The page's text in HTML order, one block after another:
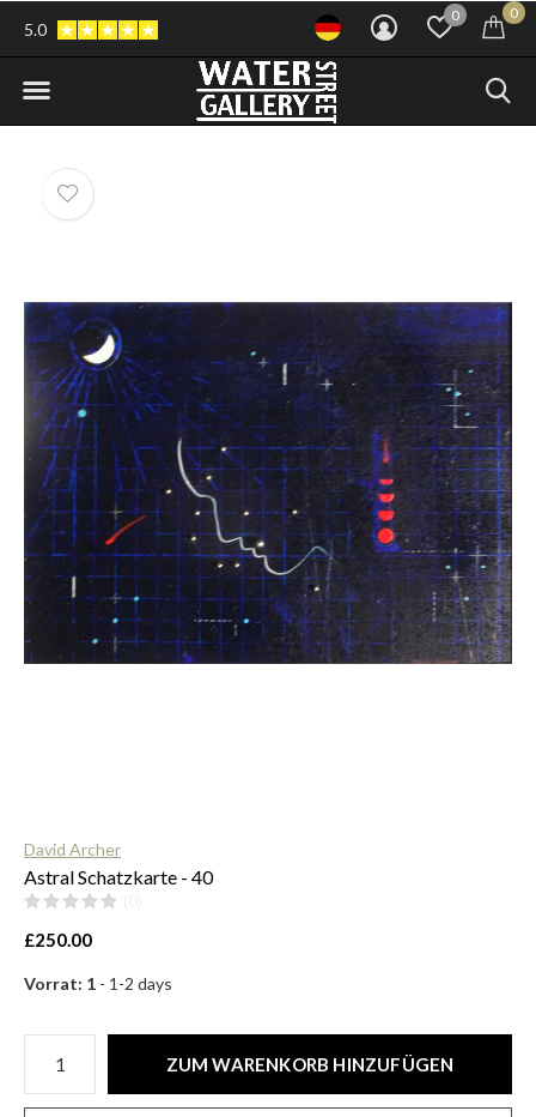
0 0
5.0
David Archer
Astral Schatzkarte - 40
£250.00
Vorrat: 1 - 1-2 days
ZUM WARENKORB HINZUFÜGEN